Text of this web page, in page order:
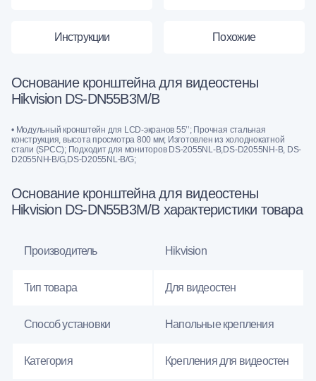
Инструкции Похожие
Основание кронштейна для видеостены
Hikvision DS-DN55B3M/B
• Модульный кронштейн для LCD-экранов 55’’; Прочная стальная
конструкция, высота просмотра 800 мм; Изготовлен из холоднокатной
стали (SPCC); Подходит для мониторов DS-2055NL-B,DS-D2055NH-B, DS-
D2055NH-B/G,DS-D2055NL-B/G;
Основание кронштейна для видеостены
Hikvision DS-DN55B3M/B характеристики товара
Производитель Hikvision
Тип товара Для видеостен
Способ установки Напольные крепления
Категория Крепления для видеостен